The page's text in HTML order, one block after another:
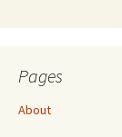
Pages
About